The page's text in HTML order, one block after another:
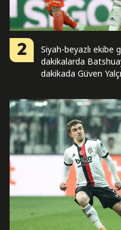
2
Siyah-beyazlı ekibe
dakikalarda
dakikada Güven